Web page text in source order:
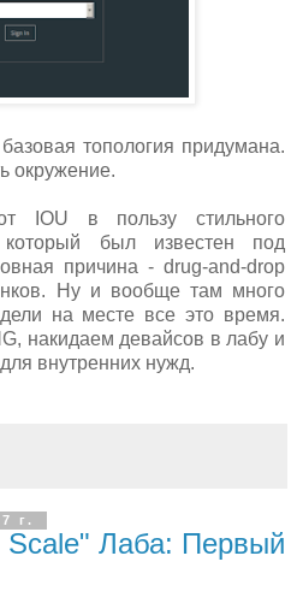
топология придумана.
окружение.
IOU в пользу стильного
был известен под
причина - drug-and-drop
Ну и вообще там много
на месте все это время.
накидаем девайсов в лабу и
внутренних нужд.
г.
Scale" Лаба: Первый